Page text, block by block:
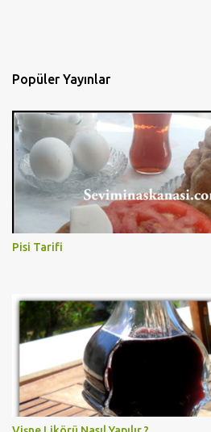
Popüler Yayınlar
Pisi Tarifi